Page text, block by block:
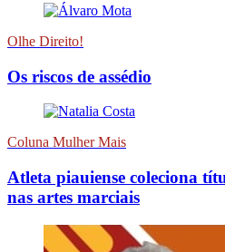
Olhe Direito!
Os riscos de assédio
Coluna Mulher Mais
Atleta piauiense coleciona
nas artes marciais